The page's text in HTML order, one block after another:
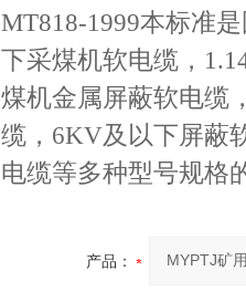
MT818-1999本标准
下采煤机软电缆，
煤机金属屏蔽软电缆
缆，6KV及以下屏蔽
电缆等多种型号规格
产品：